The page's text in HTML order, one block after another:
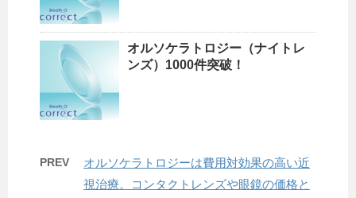
オルソケラトロジー（ナイトレ
ンズ）1000件突破！
PREV
オルソケラトロジーは費用対効果の高い近
視治療。コンタクトレンズや眼鏡の価格と